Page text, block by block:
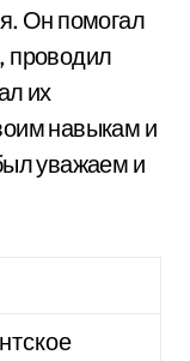
Он помогал
проводил
их
навыкам и
уважаем и